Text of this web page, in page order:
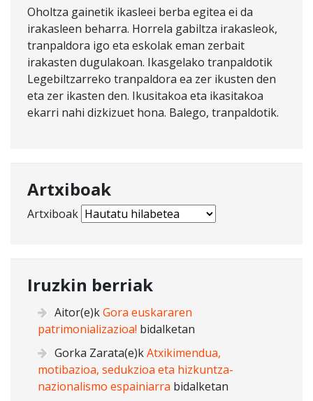
Oholtza gainetik ikasleei berba egitea ei da
irakasleen beharra. Horrela gabiltza irakasleok,
tranpaldora igo eta eskolak eman zerbait
irakasten dugulakoan. Ikasgelako tranpaldotik
Legebiltzarreko tranpaldora ea zer ikusten den
eta zer ikasten den. Ikusitakoa eta ikasitakoa
ekarri nahi dizkizuet hona. Balego, tranpaldotik.
Artxiboak
Artxiboak
Iruzkin berriak
Aitor(e)kGora euskararen
patrimonializazioa! bidalketan
Gorka Zarata(e)kAtxikimendua,
motibazioa, sedukzioa eta hizkuntza-
nazionalismo espainiarra bidalketan